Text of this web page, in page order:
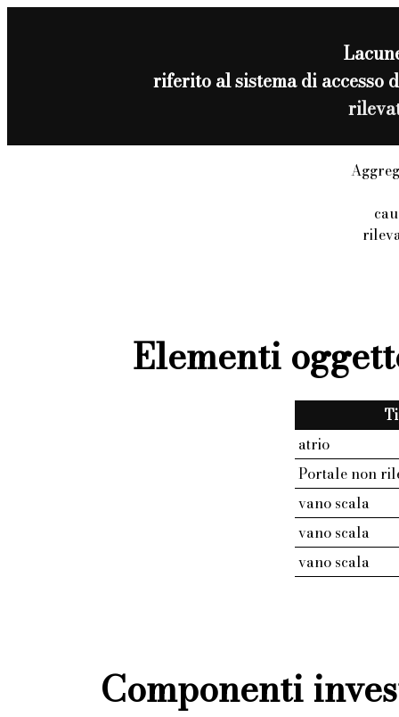
riferito al sistema di accesso
Elementi
atrio
Portale non
vano scala
vano scala
vano scala
Componenti